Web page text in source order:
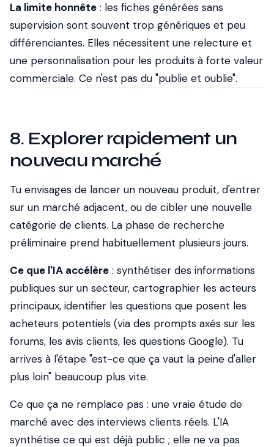
La limite honnête : les fiches générées sans
supervision sont souvent trop génériques et peu
différenciantes. Elles nécessitent une relecture et
une personnalisation pour les produits à forte valeur
commerciale. Ce n'est pas du "publie et oublie".
8. Explorer rapidement un
nouveau marché
Tu envisages de lancer un nouveau produit, d'entrer
sur un marché adjacent, ou de cibler une nouvelle
catégorie de clients. La phase de recherche
préliminaire prend habituellement plusieurs jours.
Ce que l'IA accélère : synthétiser des informations
publiques sur un secteur, cartographier les acteurs
principaux, identifier les questions que posent les
acheteurs potentiels (via des prompts axés sur les
forums, les avis clients, les questions Google). Tu
arrives à l'étape "est-ce que ça vaut la peine d'aller
plus loin" beaucoup plus vite.
Ce que ça ne remplace pas : une vraie étude de
marché avec des interviews clients réels. L'IA
synthétise ce qui est déjà public ; elle ne va pas